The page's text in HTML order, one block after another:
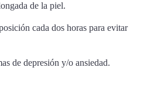
de la piel.
cada dos horas para evitar
de depresión y/o ansiedad.